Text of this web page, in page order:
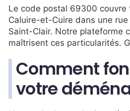
Le code postal 69300 couvre
Caluire-et-Cuire dans une
Saint-Clair. Notre plateforme
maîtrisent ces particularités.
Comment
votre